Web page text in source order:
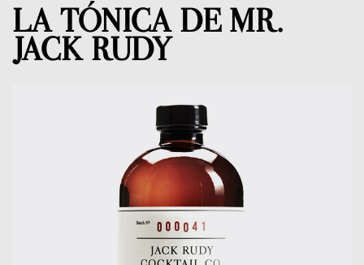
LA TÓNICA DE MR.
JACK RUDY